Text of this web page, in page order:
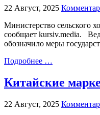
22 Август, 2025
Министерство сельского
сообщает kursiv.media.
обозначило меры
Подробнее …
Китайские
22 Август, 2025